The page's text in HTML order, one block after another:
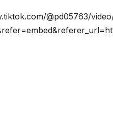
@pd05763/